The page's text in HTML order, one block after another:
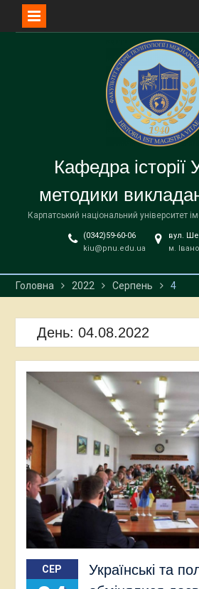
Кафедра історії
методики
Карпатський національний університет
(0342)59-60-06
kiu@pnu.edu.ua
вул.
м.
Головна 2022 Серпень 4
День: 04.08.2022
СЕР
Українські та